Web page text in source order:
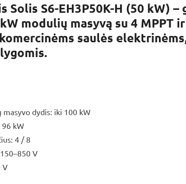
Solis S6-EH3P50K-H (50 kW)
modulių masyvą su 4
saulės
dydis: iki 100 kW
96 kW
4 / 8
V
V